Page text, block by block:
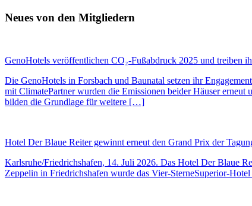
Neues von den Mitgliedern
GenoHotels veröffentlichen CO₂-Fußabdruck 2025 und treiben
Die GenoHotels in Forsbach und Baunatal setzen ihr
mit ClimatePartner wurden die Emissionen beider Häuser erneut
bilden die Grundlage für weitere […]
Hotel Der Blaue Reiter gewinnt erneut den Grand Prix der
Karlsruhe/Friedrichshafen, 14. Juli 2026. Das Hotel Der Blaue
Zeppelin in Friedrichshafen wurde das Vier-SterneSuperior-